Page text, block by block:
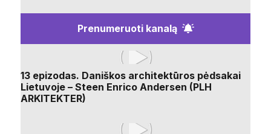
Prenumeruoti kanalą
13 epizodas. Daniškos architektūros pėdsakai
Lietuvoje – Steen Enrico Andersen (PLH
ARKITEKTER)